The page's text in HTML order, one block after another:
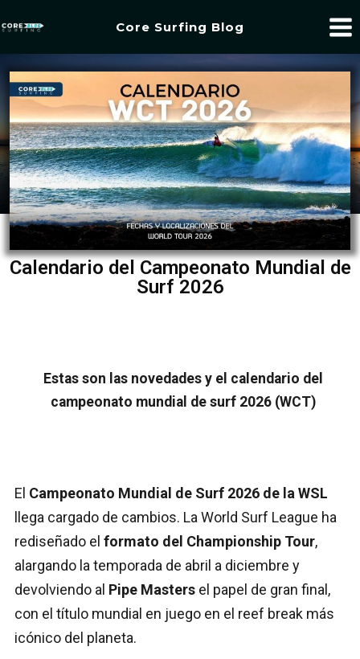
Core Surfing Blog
Calendario del Campeonato Mundial de
Surf 2026
Estas son las novedades y el calendario del
campeonato mundial de surf 2026 (WCT)
El Campeonato Mundial de Surf 2026 de la WSL
llega cargado de cambios. La World Surf League ha
rediseñado el formato del Championship Tour,
alargando la temporada de abril a diciembre y
devolviendo al Pipe Masters el papel de gran final,
con el título mundial en juego en el reef break más
icónico del planeta.